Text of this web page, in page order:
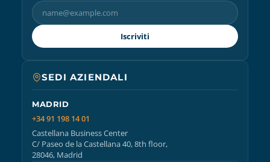
Iscriviti
SEDI AZIENDALI
MADRID
+34 91 198 14 01
Castellana Business Center
C/ Paseo de la Castellana 40, 8th floor,
28046, Madrid